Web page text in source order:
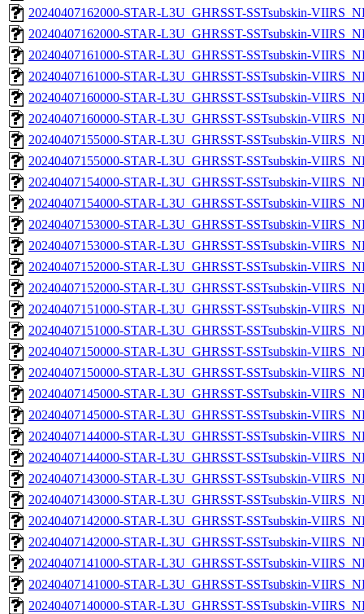
20240407162000-STAR-L3U_GHRSST-SSTsubskin-
20240407162000-STAR-L3U_GHRSST-SSTsubskin-
20240407161000-STAR-L3U_GHRSST-SSTsubskin-
20240407161000-STAR-L3U_GHRSST-SSTsubskin-
20240407160000-STAR-L3U_GHRSST-SSTsubskin-
20240407160000-STAR-L3U_GHRSST-SSTsubskin-
20240407155000-STAR-L3U_GHRSST-SSTsubskin-
20240407155000-STAR-L3U_GHRSST-SSTsubskin-
20240407154000-STAR-L3U_GHRSST-SSTsubskin-
20240407154000-STAR-L3U_GHRSST-SSTsubskin-
20240407153000-STAR-L3U_GHRSST-SSTsubskin-
20240407153000-STAR-L3U_GHRSST-SSTsubskin-
20240407152000-STAR-L3U_GHRSST-SSTsubskin-
20240407152000-STAR-L3U_GHRSST-SSTsubskin-
20240407151000-STAR-L3U_GHRSST-SSTsubskin-
20240407151000-STAR-L3U_GHRSST-SSTsubskin-
20240407150000-STAR-L3U_GHRSST-SSTsubskin-
20240407150000-STAR-L3U_GHRSST-SSTsubskin-
20240407145000-STAR-L3U_GHRSST-SSTsubskin-
20240407145000-STAR-L3U_GHRSST-SSTsubskin-
20240407144000-STAR-L3U_GHRSST-SSTsubskin-
20240407144000-STAR-L3U_GHRSST-SSTsubskin-
20240407143000-STAR-L3U_GHRSST-SSTsubskin-
20240407143000-STAR-L3U_GHRSST-SSTsubskin-
20240407142000-STAR-L3U_GHRSST-SSTsubskin-
20240407142000-STAR-L3U_GHRSST-SSTsubskin-
20240407141000-STAR-L3U_GHRSST-SSTsubskin-
20240407141000-STAR-L3U_GHRSST-SSTsubskin-
20240407140000-STAR-L3U_GHRSST-SSTsubskin-